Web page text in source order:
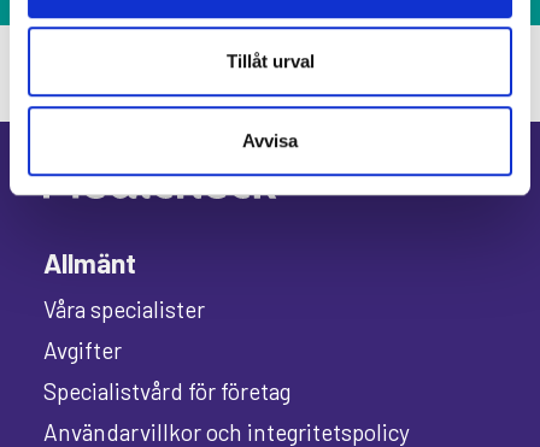
Tillåt urval
Avvisa
Allmänt
Våra specialister
Avgifter
Specialistvård för företag
Användarvillkor och integritetspolicy